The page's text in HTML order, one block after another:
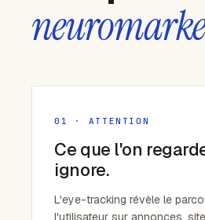
01 · ATTENTION
Ce que l'on
ignore.
L'eye-tracking révèle le
l'utilisateur sur annonces,